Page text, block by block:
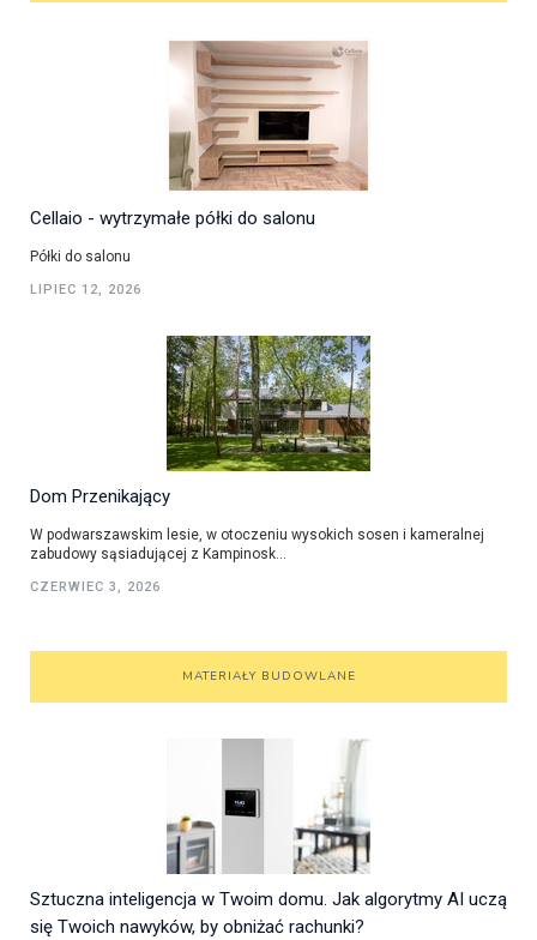
Cellaio - wytrzymałe półki do salonu
Półki do salonu
LIPIEC 12, 2026
Dom Przenikający
W podwarszawskim lesie, w otoczeniu wysokich sosen i kameralnej
zabudowy sąsiadującej z Kampinosk...
CZERWIEC 3, 2026
MATERIAŁY BUDOWLANE
Sztuczna inteligencja w Twoim domu. Jak algorytmy AI uczą
się Twoich nawyków, by obniżać rachunki?